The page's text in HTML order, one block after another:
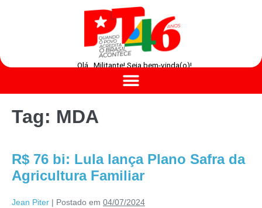
Olá , Militante! Seja bem-vinda(o)!
Tag: MDA
R$ 76 bi: Lula lança Plano Safra da
Agricultura Familiar
Jean Piter | Postado em 04/07/2024